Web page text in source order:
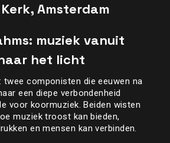
Amsterdam
muziek vanuit
het licht
twee componisten die eeuwen na
een diepe verbondenheid
voor koormuziek. Beiden wisten
muziek troost kan bieden,
en mensen kan verbinden.